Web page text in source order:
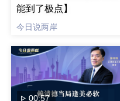
能到了极点】
今日说两岸
00:57